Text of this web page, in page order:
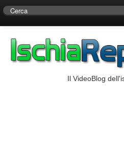
Centro di Ricerche Storiche
Il VideoBlog